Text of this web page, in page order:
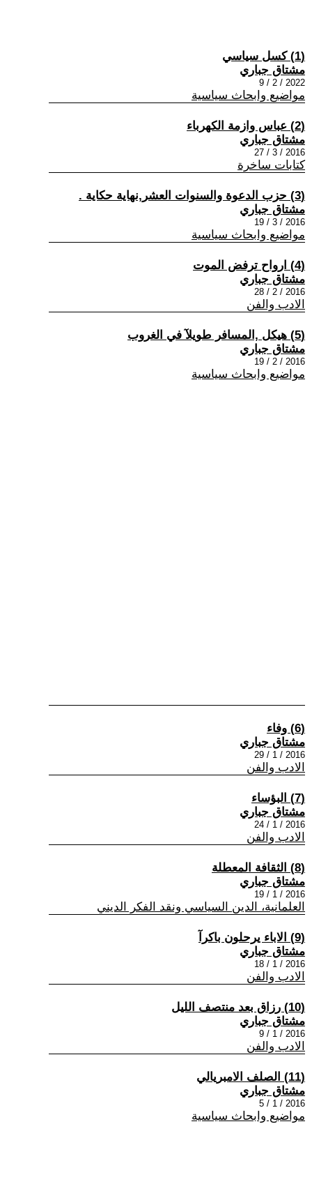
(1) كسل سياسي
مشتاق جباري
2022 / 2 / 9
مواضيع وابحاث سياسية
(2) عباس وازمة الكهرباء
مشتاق جباري
2016 / 3 / 27
كتابات ساخرة
(3) حزب الدعوة والسنوات العشر,نهاية حكاية .
مشتاق جباري
2016 / 3 / 19
مواضيع وابحاث سياسية
(4) ارواح ترفض الموت
مشتاق جباري
2016 / 2 / 28
الادب والفن
(5) هيكل ,المسافر طويلآ في الغروب
مشتاق جباري
2016 / 2 / 19
مواضيع وابحاث سياسية
(6) وفاء
مشتاق جباري
2016 / 1 / 29
الادب والفن
(7) البؤساء
مشتاق جباري
2016 / 1 / 24
الادب والفن
(8) الثقافة المعطلة
مشتاق جباري
2016 / 1 / 19
العلمانية، الدين السياسي ونقد الفكر الديني
(9) الاباء يرحلون باكرآ
مشتاق جباري
2016 / 1 / 18
الادب والفن
(10) رزاق بعد منتصف الليل
مشتاق جباري
2016 / 1 / 9
الادب والفن
(11) الصلف الامبريالي
مشتاق جباري
2016 / 1 / 5
مواضيع وابحاث سياسية